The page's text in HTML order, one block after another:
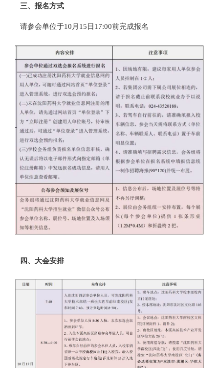
三、报名方式
请参会单位于10月15日17:00前完成报名
四、大会安排